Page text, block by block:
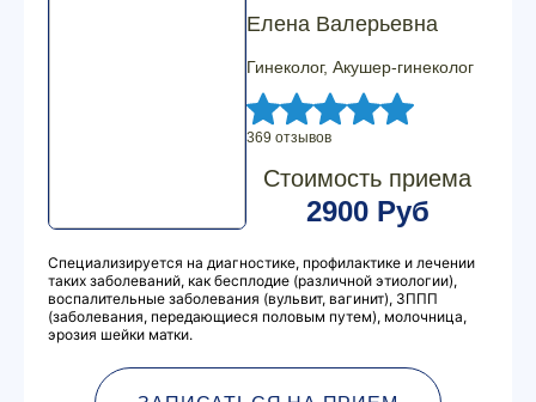
Елена Валерьевна
Гинеколог, Акушер-гинеколог
369 отзывов
Стоимость приема
2900 Руб
Специализируется на диагностике, профилактике и лечении
таких заболеваний, как бесплодие (различной этиологии),
воспалительные заболевания (вульвит, вагинит), ЗППП
(заболевания, передающиеся половым путем), молочница,
эрозия шейки матки.